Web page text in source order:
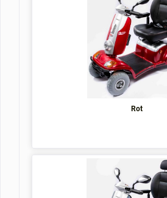
Rot